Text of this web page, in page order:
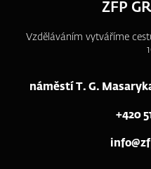
ZFP
Vzděláváním vytváříme
náměstí T. G.
+420